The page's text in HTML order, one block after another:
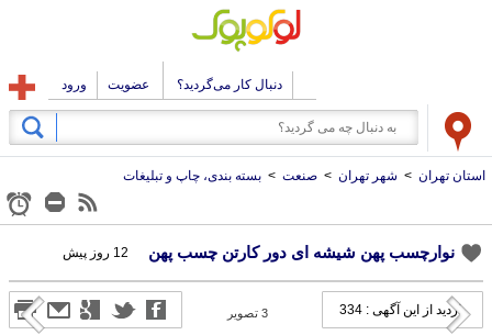
دنبال کار می‌گردید؟ عضویت ورود
استان تهران > شهر تهران > صنعت > بسته بندی، چاپ و تبلیغات
نوارچسب پهن شیشه ای دور کارتن چسب پهن 12 روز پیش
3 تصویر بازدید از این آگهی : 334